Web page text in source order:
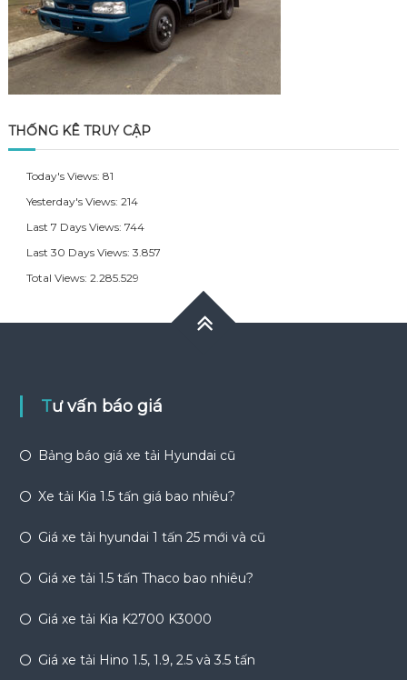
THỐNG KÊ TRUY CẬP
Today's Views: 81
Yesterday's Views: 214
Last 7 Days Views: 744
Last 30 Days Views: 3.857
Total Views: 2.285.529
Tư vấn báo giá
Bảng báo giá xe tải Hyundai cũ
Xe tải Kia 1.5 tấn giá bao nhiêu?
Giá xe tải hyundai 1 tấn 25 mới và cũ
Giá xe tải 1.5 tấn Thaco bao nhiêu?
Giá xe tải Kia K2700 K3000
Giá xe tải Hino 1.5, 1.9, 2.5 và 3.5 tấn